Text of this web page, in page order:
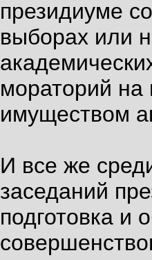
президиуме
выборах или
мораторий на
имуществом
И все же
заседаний
подготовка и